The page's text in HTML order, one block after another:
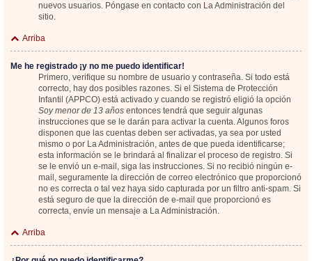
nuevos usuarios. Póngase en contacto con La Administración del
sitio.
Arriba
Me he registrado ¡y no me puedo identificar!
Primero, verifique su nombre de usuario y contraseña. Si todo está
correcto, hay dos posibles razones. Si el Sistema de Protección
Infantil (APPCO) está activado y cuando se registró eligió la opción
Soy menor de 13 años entonces tendrá que seguir algunas
instrucciones que se le darán para activar la cuenta. Algunos foros
disponen que las cuentas deben ser activadas, ya sea por usted
mismo o por La Administración, antes de que pueda identificarse;
esta información se le brindará al finalizar el proceso de registro. Si
se le envió un e-mail, siga las instrucciones. Si no recibió ningún e-
mail, seguramente la dirección de correo electrónico que proporcionó
no es correcta o tal vez haya sido capturada por un filtro anti-spam. Si
está seguro de que la dirección de e-mail que proporcionó es
correcta, envíe un mensaje a La Administración.
Arriba